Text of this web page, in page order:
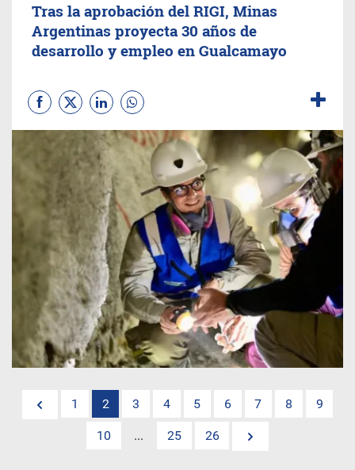
Tras la aprobación del RIGI, Minas
Argentinas proyecta 30 años de
desarrollo y empleo en Gualcamayo
1 2 3 4 5 6 7 8 9
10 ... 25 26